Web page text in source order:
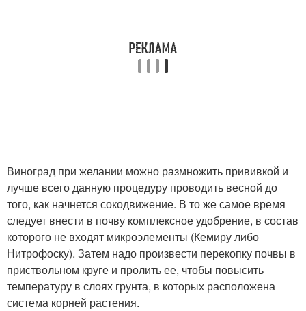
Виноград при желании можно размножить прививкой и
лучше всего данную процедуру проводить весной до
того, как начнется сокодвижение. В то же самое время
следует внести в почву комплексное удобрение, в состав
которого не входят микроэлементы (Кемиру либо
Нитрофоску). Затем надо произвести перекопку почвы в
приствольном круге и пролить ее, чтобы повысить
температуру в слоях грунта, в которых расположена
система корней растения.